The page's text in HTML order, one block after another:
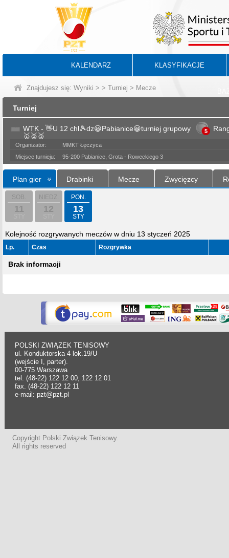
KALENDARZ KLASYFIKACJE
Znajdujesz się: Wyniki > > Turniej > Mecze
Turniej
WTK - 👋U 12 chł🎾dz😀Pabianice😀turniej grupowy
🥇🥈🥉
5
Organizator:
MMKT Łęczyca
Miejsce turnieju:
95-200 Pabianice, Grota - Roweckiego 3
Plan gier Drabinki Mecze Zwycięzcy
SOB.
11
NIEDZ.
12
PON.
13
STY
Kolejność rozgrywanych meczów w dniu 13 styczeń 2025
Lp. Czas Rozgrywka
Brak informacji
POLSKI ZWIĄZEK TENISOWY
ul. Konduktorska 4 lok.19/U
(wejście I, parter).
00-775 Warszawa
tel. (48-22) 122 12 00, 122 12 01
fax. (48-22) 122 12 11
e-mail: pzt@pzt.pl
Copyright Polski Związek Tenisowy.
All rights reserved